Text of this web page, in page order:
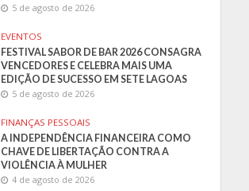
5 de agosto de 2026
EVENTOS
FESTIVAL SABOR DE BAR 2026 CONSAGRA
VENCEDORES E CELEBRA MAIS UMA
EDIÇÃO DE SUCESSO EM SETE LAGOAS
5 de agosto de 2026
FINANÇAS PESSOAIS
A INDEPENDÊNCIA FINANCEIRA COMO
CHAVE DE LIBERTAÇÃO CONTRA A
VIOLÊNCIA À MULHER
4 de agosto de 2026